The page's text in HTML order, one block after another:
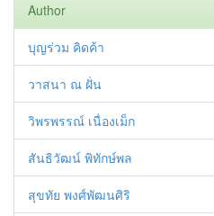
Author
บุญร่วม คิดค้า
วาสนา ณ ฝั่น
วิพรพรรณ์ เนื่องเม็ก
สันธิวัฒน์ พิทักษ์พล
สุขทัย พงศ์พัฒนศิริ